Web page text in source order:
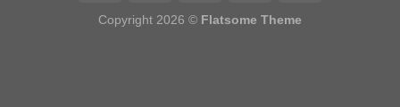
Copyright 2026 © Flatsome Theme